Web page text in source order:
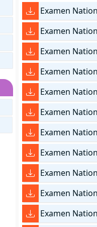
Examen
Examen
Examen
Examen
Examen
Examen
Examen
Examen
Examen
Examen
Examen